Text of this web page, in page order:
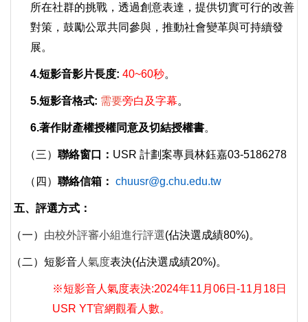
所在社群的挑戰，透過創意表達，提供切實可行的改善
對策，鼓勵公眾共同參與，推動社會變革與可持續發
展。
4.短影音影片長度: 40~60秒。
5.短影音格式: 需要旁白及字幕。
6.著作財產權授權同意及切結授權書。
（三） 聯絡窗口： USR 計劃案專員林鈺嘉03-5186278
（四） 聯絡信箱： chuusr@g.chu.edu.tw
五、 評選方式：
（一） 由校外評審小組進行評選(佔決選成績80%)。
（二） 短影音 人氣度表決(佔決選成績20%)。
※短影音人氣度表決:2024年11月06日-11月18日
USR YT官網觀看人數。